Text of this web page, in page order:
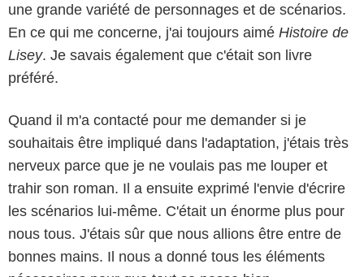
une grande variété de personnages et de scénarios.
En ce qui me concerne, j'ai toujours aimé Histoire de
Lisey. Je savais également que c'était son livre
préféré.
Quand il m'a contacté pour me demander si je
souhaitais être impliqué dans l'adaptation, j'étais très
nerveux parce que je ne voulais pas me louper et
trahir son roman. Il a ensuite exprimé l'envie d'écrire
les scénarios lui-même. C'était un énorme plus pour
nous tous. J'étais sûr que nous allions être entre de
bonnes mains. Il nous a donné tous les éléments